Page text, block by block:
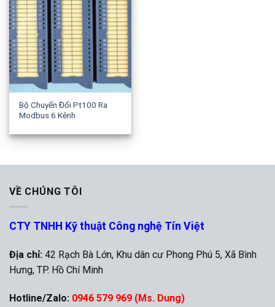
Bộ Chuyển Đổi Pt100 Ra
Modbus 6 Kênh
VỀ CHÚNG TÔI
CTY TNHH Kỹ thuật Công nghệ Tín Việt
Địa chỉ: 42 Rạch Bà Lớn, Khu dân cư Phong Phú 5, Xã Bình
Hưng, TP. Hồ Chí Minh
Hotline/Zalo: 0946 579 969 (Ms. Dung)